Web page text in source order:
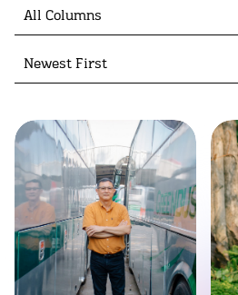
All Columns
Newest First